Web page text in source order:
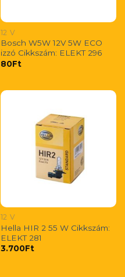
12 V
Bosch W5W 12V 5W ECO
izzó Cikkszám: ELEKT 296
80Ft
12 V
Hella HIR 2 55 W Cikkszám:
ELEKT 281
3.700Ft